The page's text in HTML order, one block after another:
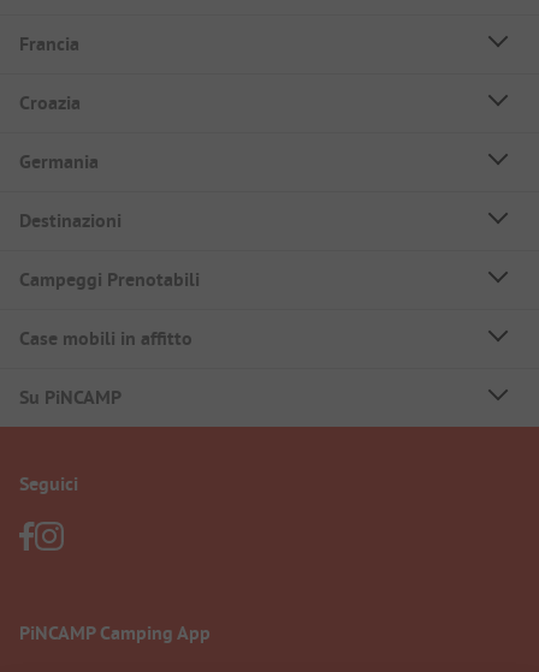
Francia
Croazia
Germania
Destinazioni
Campeggi Prenotabili
Case mobili in affitto
Su PiNCAMP
Seguici
PiNCAMP Camping App